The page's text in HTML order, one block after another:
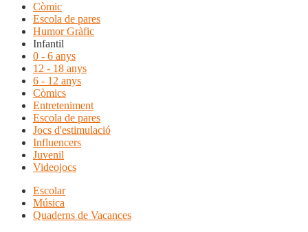
Còmic
Escola de pares
Humor Gràfic
Infantil
0 - 6 anys
12 - 18 anys
6 - 12 anys
Còmics
Entreteniment
Escola de pares
Jocs d'estimulació
Influencers
Juvenil
Videojocs
Escolar
Música
Quaderns de Vacances